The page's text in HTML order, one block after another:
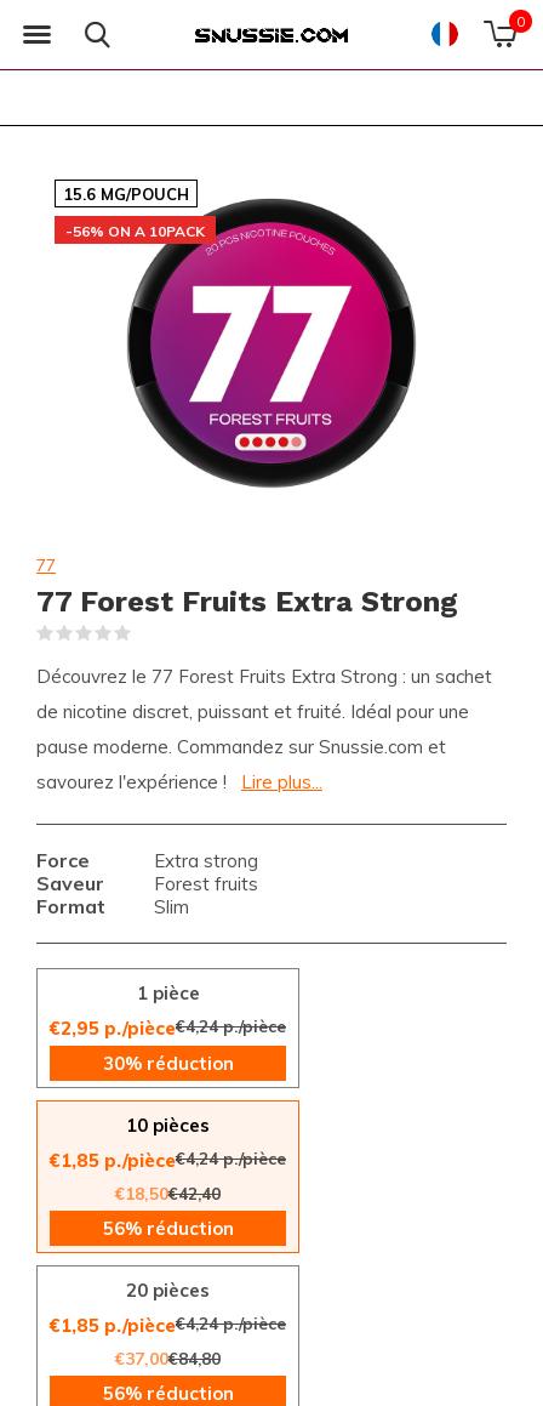
0
15.6 MG/POUCH
-56% ON A 10PACK
77
77 Forest Fruits Extra Strong
Découvrez le 77 Forest Fruits Extra Strong : un sachet
de nicotine discret, puissant et fruité. Idéal pour une
pause moderne. Commandez sur Snussie.com et
savourez l'expérience !
Lire plus...
Force Extra strong
Saveur Forest fruits
Format Slim
1 pièce
€2,95 p./pièce€4,24 p./pièce
30% réduction
10 pièces
€1,85 p./pièce€4,24 p./pièce
€18,50€42,40
56% réduction
20 pièces
€1,85 p./pièce€4,24 p./pièce
€37,00€84,80
56% réduction